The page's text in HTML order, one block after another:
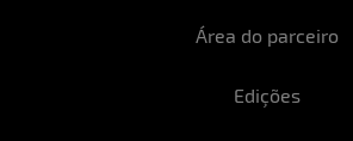
Área do parceiro
Edições